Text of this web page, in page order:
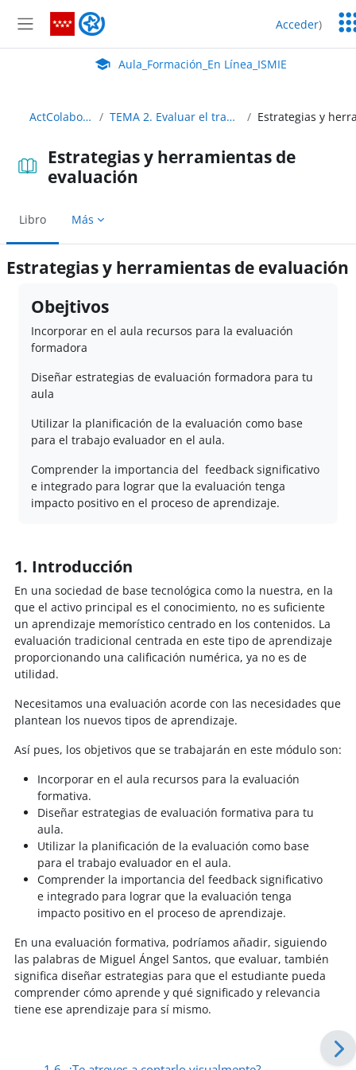
Panel lateral
Aula_Formación_En Línea_ISMIE Acceder)
Aula Virtual de EducaMadrid:
Aula_Formación_En Línea_ISMIE
ActColaborativaDigital TEMA 2. Evaluar el trabajo en equipo. Rúbricas
Estrategias y herramientas de
evaluación
Libro Más
Estrategias y herramientas de evaluación
Obejtivos
Incorporar en el aula recursos para la evaluación
formadora
Diseñar estrategias de evaluación formadora para tu
aula
Utilizar la planificación de la evaluación como base
para el trabajo evaluador en el aula.
Comprender la importancia del feedback significativo
e integrado para lograr que la evaluación tenga
impacto positivo en el proceso de aprendizaje.
1. Introducción
En una sociedad de base tecnológica como la nuestra, en la
que el activo principal es el conocimiento, no es suficiente
un aprendizaje memorístico centrado en los contenidos. La
evaluación tradicional centrada en este tipo de aprendizaje
proporcionando una calificación numérica, ya no es de
utilidad.
Necesitamos una evaluación acorde con las necesidades que
plantean los nuevos tipos de aprendizaje.
Así pues, los objetivos que se trabajarán en este módulo son:
Incorporar en el aula recursos para la evaluación
formativa.
Diseñar estrategias de evaluación formativa para tu
aula.
Utilizar la planificación de la evaluación como base
para el trabajo evaluador en el aula.
Comprender la importancia del feedback significativo
e integrado para lograr que la evaluación tenga
impacto positivo en el proceso de aprendizaje.
En una evaluación formativa, podríamos añadir, siguiendo
las palabras de Miguel Ángel Santos, que evaluar, también
significa diseñar estrategias para que el estudiante pueda
comprender cómo aprende y qué significado y relevancia
tiene ese aprendizaje para sí mismo.